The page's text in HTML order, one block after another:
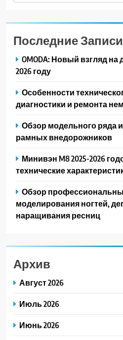
Последние Записи
OMODA: Новый взгляд на
2026 году
Особенности
диагностики и ремонта
Обзор модельного ряда
рамных внедорожников
Минивэн M8 2025-2026
технические
Обзор
моделирования ногтей,
наращивания ресниц
Архив
Август 2026
Июль 2026
Июнь 2026